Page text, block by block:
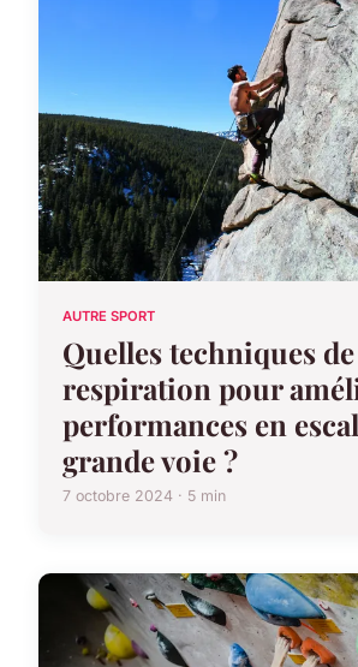
AUTRE SPORT
Quelles techniques de
respiration pour
performances en
grande voie ?
7 octobre 2024 · 5 min